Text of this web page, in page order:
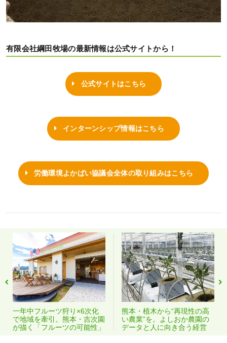
有限会社綱田牧場の最新情報は公式サイトから！
公式サイトはこちら
インターンシップ情報はこちら
労働環境よかばい協議会全体の取り組みはこちら
一年中フルーツ狩り×6次化
で地域を牽引。熊本・吉次園
が描く「フルーツの可能性」
熊本・植木から“再現性の高
い農業”を。よしおか農園の
データと人に向き合う経営